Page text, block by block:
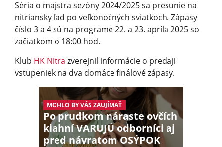
Séria o majstra sezóny 2024/2025 sa presunie na
nitriansky ľad po veľkonočných sviatkoch. Zápasy
číslo 3 a 4 sú na programe 22. a 23. apríla 2025 so
začiatkom o 18:00 hod.
Klub HK Nitra zverejnil informácie o predaji
vstupeniek na dva domáce finálové zápasy.
MOHLO BY VÁS ZAUJÍMAŤ
Po prudkom náraste ovčích
kiahní VARUJÚ odborníci aj
pred návratom OSÝPOK